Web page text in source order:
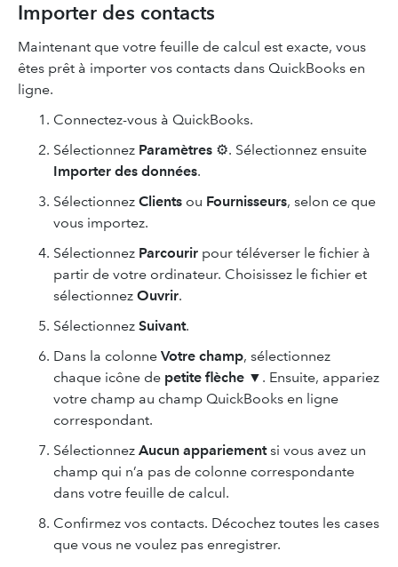
Importer des contacts
Maintenant que votre feuille de calcul est exacte, vous
êtes prêt à importer vos contacts dans QuickBooks en
ligne.
Connectez-vous à QuickBooks.
Sélectionnez Paramètres ⚙. Sélectionnez ensuite
Importer des données.
Sélectionnez Clients ou Fournisseurs, selon ce que
vous importez.
Sélectionnez Parcourir pour téléverser le fichier à
partir de votre ordinateur. Choisissez le fichier et
sélectionnez Ouvrir.
Sélectionnez Suivant.
Dans la colonne Votre champ, sélectionnez
chaque icône de petite flèche ▼. Ensuite, appariez
votre champ au champ QuickBooks en ligne
correspondant.
Sélectionnez Aucun appariementsi vous avez un
champ qui n’a pas de colonne correspondante
dans votre feuille de calcul.
Confirmez vos contacts. Décochez toutes les cases
que vous ne voulez pas enregistrer.